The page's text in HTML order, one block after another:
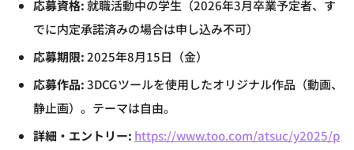
応募資格:就職活動中の学生（2026年3月卒業予定者、す
でに内定承諾済みの場合は申し込み不可）
応募期限:2025年8月15日（金）
応募作品:3DCGツールを使用したオリジナル作品（動画、
静止画）。テーマは自由。
詳細・エントリー: https://www.too.com/atsuc/y2025/p